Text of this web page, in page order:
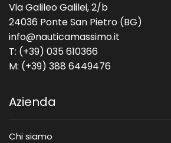
Via Galileo Galilei, 2/b
24036 Ponte San Pietro (BG)
info@nauticamassimo.it
T: (+39) 035 610366
M: (+39) 388 6449476
Azienda
Chi siamo